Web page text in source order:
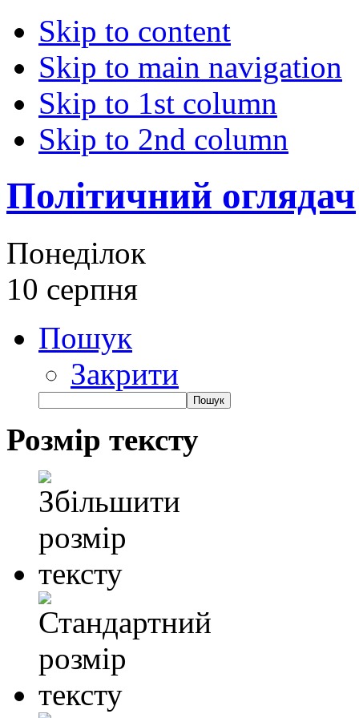
Skip to content
Skip to main navigation
Skip to 1st column
Skip to 2nd column
Політичний оглядач
Понеділок
10 серпня
Пошук
Закрити
Розмір тексту